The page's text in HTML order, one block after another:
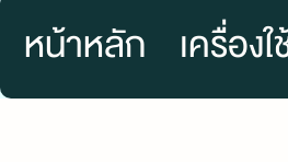
หน้าหลัก เครื่อง